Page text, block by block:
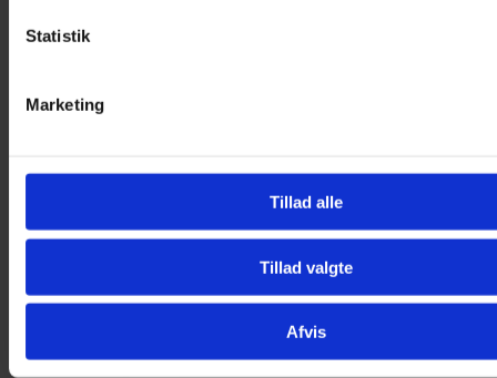
Statistik
Marketing
Tillad alle
Tillad valgte
Afvis
Brilleetuiet passer til de fleste børnebriller, voksenbriller,
Størrelse på brilleetui:
Længde: 16,1 cm
Se vores smarte
Vægt
200 g
Tema Øvrige,Ensfarvet
Du kunne også være interesseret i…